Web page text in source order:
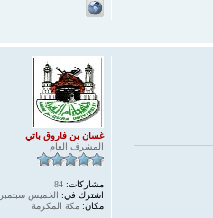
غسان بن فاروق باتي
المشرف العام
مشاركات:
اشترك في: الخميس سبتمبر 20, 2007 7:57 pm
مكان: مكة المكرمة